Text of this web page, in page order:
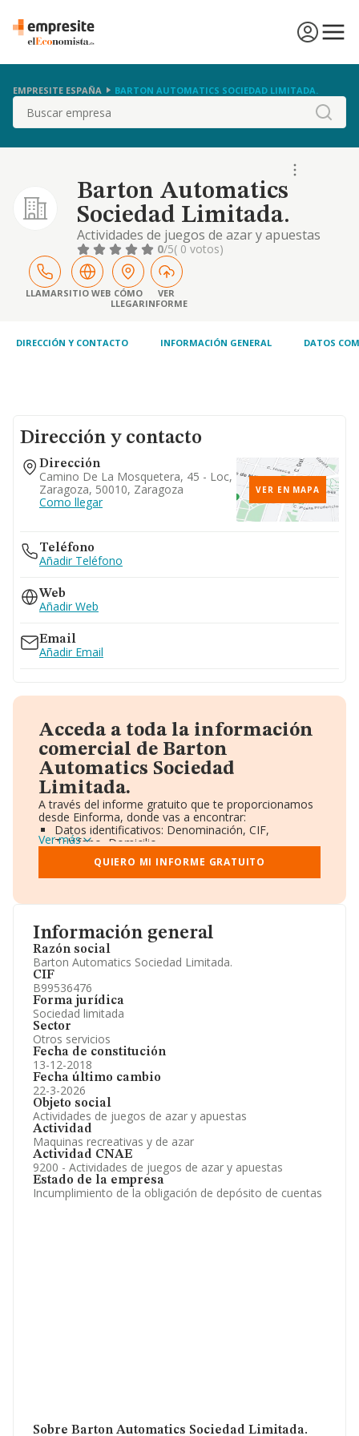
EMPRESITE ESPAÑA BARTON AUTOMATICS SOCIEDAD LIMITADA.
Buscar
Barton Automatics
Sociedad Limitada.
Actividades de juegos de azar y apuestas
0/5( 0 votos)
LLAMARSITIO WEB CÓMO
LLEGAR
VER
INFORME
DIRECCIÓN Y CONTACTO INFORMACIÓN GENERAL DATOS
Información general
Razón social
Barton Automatics Sociedad Limitada.
CIF
B99536476
Forma jurídica
Sociedad limitada
Sector
Otros servicios
Fecha de constitución
13-12-2018
Fecha último cambio
22-3-2026
Objeto social
Actividades de juegos de azar y apuestas
Actividad
Maquinas recreativas y de azar
Actividad CNAE
9200 - Actividades de juegos de azar y apuestas
Estado de la empresa
Incumplimiento de la obligación de depósito de cuentas
Sobre Barton Automatics Sociedad Limitada.
Dirección y contacto
Dirección
Camino De La Mosquetera, 45 - Loc,
Zaragoza, 50010, Zaragoza
Como llegar
VER EN MAPA
Teléfono
Añadir Teléfono
Web
Añadir Web
Email
Añadir Email
Acceda a toda la información
comercial de Barton
Automatics Sociedad
Limitada.
A través del informe gratuito que te proporcionamos
desde Einforma, donde vas a encontrar:
Datos identificativos: Denominación, CIF,
Teléfono, Domicilio.
Informe Mercantil Completo (BORME).
Gráficos de Evolución Ventas y Empleados.
Consejo de Administración y Administradores.
Accionistas.
Artículos de prensa publicados sobre la empresa.
Información oficial y registral complementaria.
Ver más
QUIERO MI INFORME GRATUITO